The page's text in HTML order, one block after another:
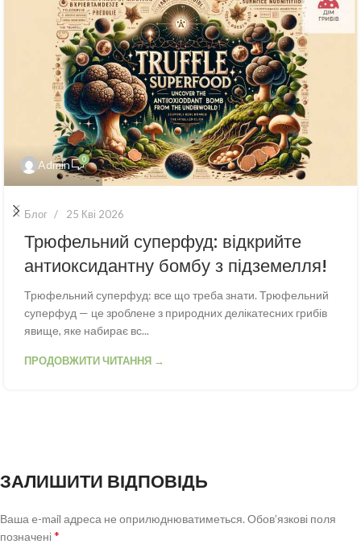
Admin 0
Блог 25 Кві 2026
Трюфельний суперфуд: відкрийте
антиоксидантну бомбу з підземелля!
Трюфельний суперфуд: все що треба знати. Трюфельний
суперфуд — це зроблене з природних делікатесних грибів
явище, яке набирає вс...
ПРОДОВЖИТИ ЧИТАННЯ →
ЗАЛИШИТИ ВІДПОВІДЬ
Ваша e-mail адреса не оприлюднюватиметься. Обов’язкові поля
позначені*